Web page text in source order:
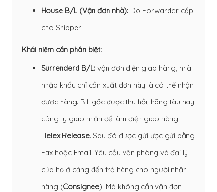
House B/L (Vận đơn nhà): Do Forwarder cấp
cho Shipper.
Khái niệm cần phân biệt:
Surrenderd B/L: vận đơn điện giao hàng, nhà
nhập khẩu chỉ cần xuất đơn này là có thể nhận
được hàng. Bill gốc được thu hồi, hãng tàu hay
công ty giao nhận để làm điện giao hàng –
Telex Release. Sau đó được gửi ược gửi bằng
Fax hoặc Email. Yêu cầu văn phòng và đại lý
của họ ở cảng đến trả hàng cho người nhận
hàng (Consignee). Mà không cần vận đơn